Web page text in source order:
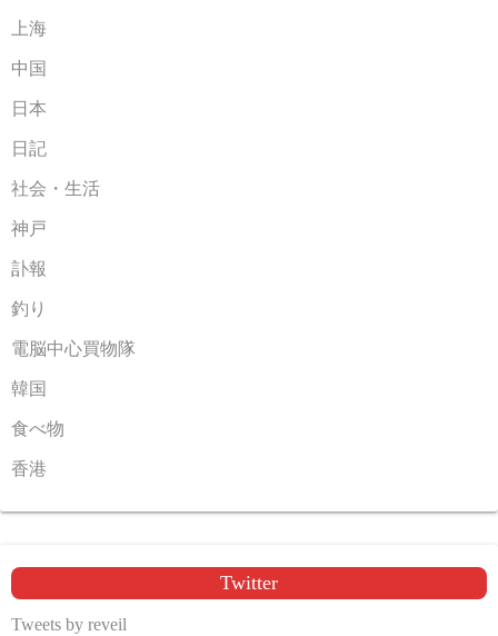
上海
中国
日本
日記
社会・生活
神戸
訃報
釣り
電脳中心買物隊
韓国
食べ物
香港
Twitter
Tweets by reveil